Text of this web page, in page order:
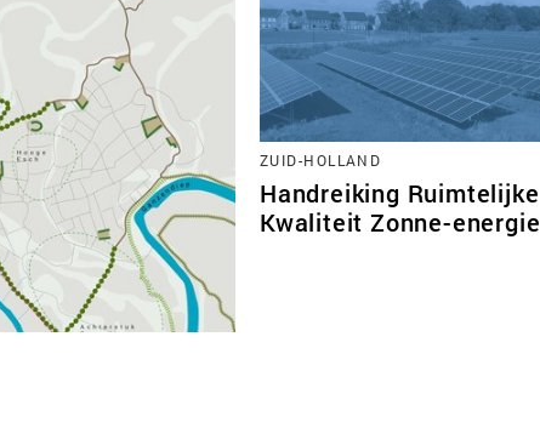
ZUID-HOLLAND
Handreiking Ruimtelijke
Kwaliteit Zonne-energie